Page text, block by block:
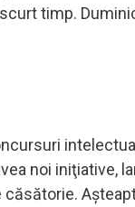
timp.
noi iniţiative,